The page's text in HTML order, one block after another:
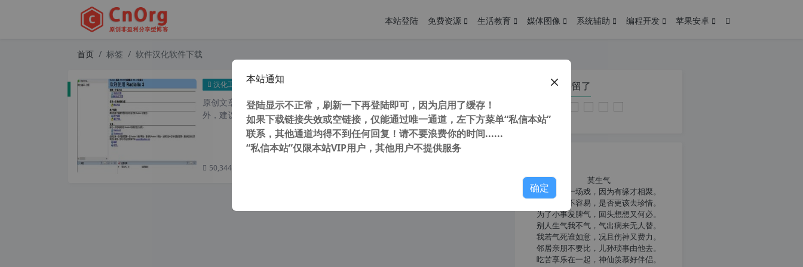
本站登陆 免费资源 生活教育 媒体图像 系统辅助 编程开发 苹果安卓
首页 标签 软件汉化软件下载
汉化工具 Radialix 3 v3.00.486 32/64位系统自适应 软件汉化工具 完美汉化中文修正破解版
原创文章，转载请注明： 转载自 cnorg.12hp.de 注意： 由于网站空间位于国
外，建议避开晚上的访问高...
50,344 次浏览
您在本页停留了
莫生气
人生就像一场戏，因为有缘才相聚。
相扶到老不容易，是否更该去珍惜。
为了小事发脾气，回头想想又何必。
别人生气我不气，气出病来无人替。
我若气死谁如意，况且伤神又费力。
邻居亲朋不要比，儿孙琐事由他去。
吃苦享乐在一起，神仙羡慕好伴侣。
本站通知
登陆显示不正常，刷新一下再登陆即可，因为启用了缓存！
如果下载链接失效或空链接，仅能通过唯一通道，左下方菜单“私信本站”
联系，其他通道均得不到任何回复！请不要浪费你的时间......
“私信本站”仅限本站VIP用户，其他用户不提供服务
确定